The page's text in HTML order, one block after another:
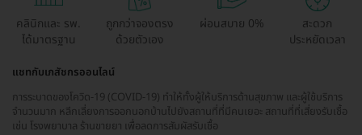
คลินิกและ รพ.
ได้มาตรฐาน
ถูกกว่าจองตรง
ด้วยตัวเอง
ผ่อนสบาย 0%
สะดวก
ประหยัดเวลา
แชทกับเภสัชกรออนไลน์
การระบาดของโควิด-19 (COVID-19) ทำให้ทั้งผู้ให้บริการด้านสุขภาพ และผู้ใช้บริการ
จำนวนมาก หลีกเลี่ยงการออกนอกบ้านไปยังสถานที่ที่มีคนเยอะ สถานที่ที่เสี่ยงรับเชื้อ
เช่น โรงพยาบาล ร้านขายยา เพื่อลดการสัมผัสรับเชื้อ